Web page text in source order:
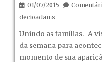
01/07/2015
decioadams
Unindo as famílias. A
da semana para
momento de sua